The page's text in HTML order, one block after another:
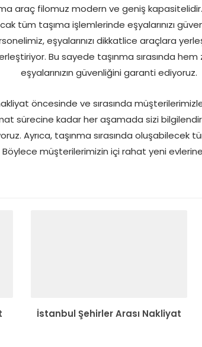
araç filomuz modern ve geniş
tüm taşıma işlemlerinde eşyalarınızı
eşyalarınızı dikkatlice araçlara
Bu sayede taşınma sırasında
eşyalarınızın güvenliğini garanti ediyoruz.
öncesinde ve sırasında
sürecine kadar her aşamada sizi
Ayrıca, taşınma sırasında oluşabilecek
müşterilerimizin içi rahat yeni evlerine
İstanbul Şehirler Arası Nakliyat